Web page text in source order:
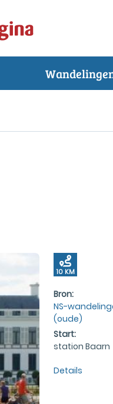
10 KM
Bron:
NS-
(oude)
Start:
station Baarn
Details